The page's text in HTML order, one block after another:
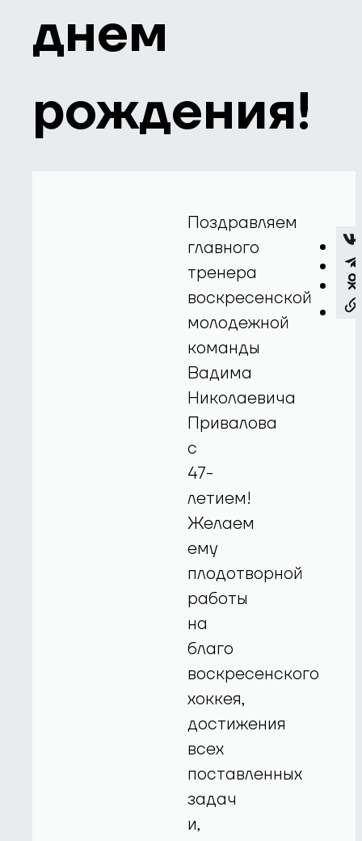
днем
рождения!
Поздравляем
главного
тренера
воскресенской
молодежной
команды
Вадима
Николаевича
Привалова
с
47-
летием!
Желаем
ему
плодотворной
работы
на
благо
воскресенского
хоккея,
достижения
всех
поставленных
задач
и,